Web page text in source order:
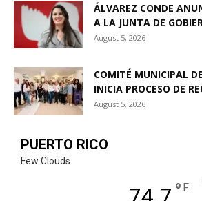
ÁLVAREZ CONDE
A LA JUNTA DE
August 5, 2026
COMITÉ MUNICIPAL
INICIA PROCESO DE
August 5, 2026
PUERTO RICO
Few Clouds
° F